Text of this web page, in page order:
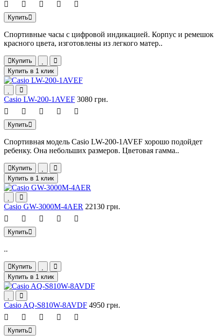
Купить
Спортивные часы с цифровой индикацией. Корпус и ремешок
красного цвета, изготовлены из легкого матер..
Купить
Купить в 1 клик
Casio LW-200-1AVEF 3080 грн.
Купить
Спортивная модель Casio LW-200-1AVEF хорошо подойдет
ребенку. Она небольших размеров. Цветовая гамма..
Купить
Купить в 1 клик
Casio GW-3000M-4AER 22130 грн.
Купить
..
Купить
Купить в 1 клик
Casio AQ-S810W-8AVDF 4950 грн.
Купить